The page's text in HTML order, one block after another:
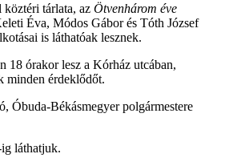
köztéri tárlata, az Ötvenhárom éve
Éva, Módos Gábor és Tóth József
is láthatóak lesznek.
18 órakor lesz a Kórház utcában,
minden érdeklődőt.
Óbuda-Békásmegyer polgármestere
láthatjuk.